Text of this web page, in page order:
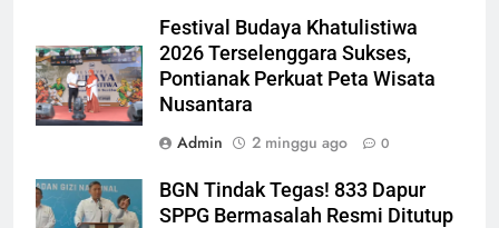
Festival Budaya Khatulistiwa
2026 Terselenggara Sukses,
Pontianak Perkuat Peta Wisata
Nusantara
Admin
2 minggu ago 0
BGN Tindak Tegas! 833 Dapur
SPPG Bermasalah Resmi Ditutup